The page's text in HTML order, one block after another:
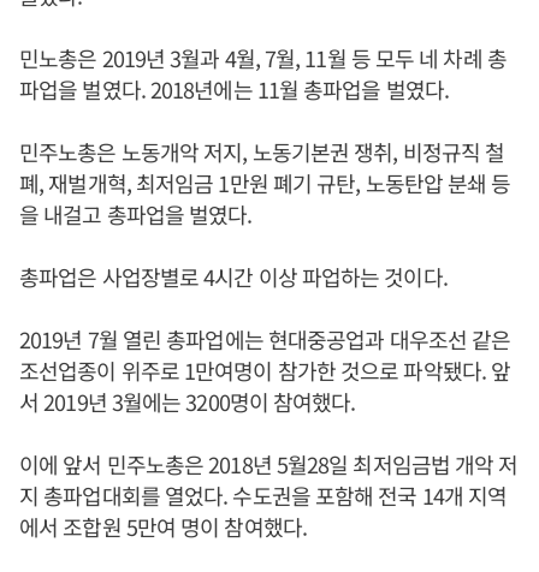
민노총은 2019년 3월과 4월, 7월, 11월 등 모두 네 차례 총
파업을 벌였다. 2018년에는 11월 총파업을 벌였다.
민주노총은 노동개악 저지, 노동기본권 쟁취, 비정규직 철
폐, 재벌개혁, 최저임금 1만원 폐기 규탄, 노동탄압 분쇄 등
을 내걸고 총파업을 벌였다.
총파업은 사업장별로 4시간 이상 파업하는 것이다.
2019년 7월 열린 총파업에는 현대중공업과 대우조선 같은
조선업종이 위주로 1만여명이 참가한 것으로 파악됐다. 앞
서 2019년 3월에는 3200명이 참여했다.
이에 앞서 민주노총은 2018년 5월28일 최저임금법 개악 저
지 총파업대회를 열었다. 수도권을 포함해 전국 14개 지역
에서 조합원 5만여 명이 참여했다.